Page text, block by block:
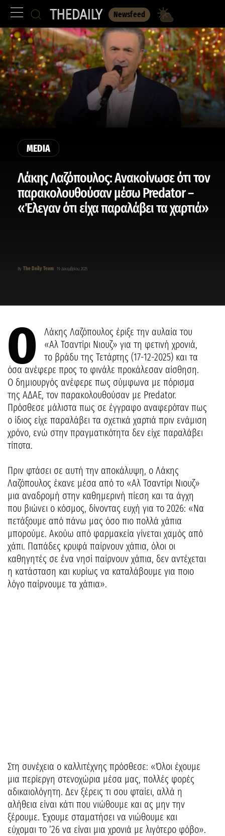
Newsfeed
MEDIA
Λάκης Λαζόπουλος: Ανακοίνωσε ότι τον
παρακολουθούσαν μέσω Predator –
«Έλεγαν ότι είχα παραλάβει τα χαρτιά»
By The Daily Team 19 Δεκεμβρίου, 2025
Ο
Λάκης Λαζόπουλος έριξε την αυλαία του
«Αλ Τσαντίρι Νιουζ» για τη φετινή χρονιά,
το βράδυ της Τετάρτης (17-12-2025) και τα
όσα ανέφερε προς το φινάλε προκάλεσαν αίσθηση.
Ο δημιουργός ανέφερε πως σύμφωνα με πόρισμα
της ΑΔΑΕ, τον παρακολουθούσαν με Predator.
Πρόσθεσε μάλιστα πως σε έγγραφο αναφερόταν πως
ο ίδιος είχε παραλάβει τα σχετικά χαρτιά πριν ενάμιση
χρόνο, ενώ στην πραγματικότητα δεν είχε παραλάβει
τίποτα.
Πριν φτάσει σε αυτή την αποκάλυψη, ο Λάκης
Λαζόπουλος έκανε μέσα από το «Αλ Τσαντίρι Νιουζ»
μια αναδρομή στην καθημερινή πίεση και τα άγχη
που βιώνει ο κόσμος, δίνοντας ευχή για το 2026: «Να
πετάξουμε από πάνω μας όσο πιο πολλά χάπια
μπορούμε. Ακούω από φαρμακεία γίνεται χαμός από
χάπι. Παπάδες κρυφά παίρνουν χάπια, όλοι οι
καθηγητές σε ένα νησί παίρνουν χάπια, δεν αντέχεται
η κατάσταση και κυρίως να καταλάβουμε για ποιο
λόγο παίρνουμε τα χάπια».
Στη συνέχεια ο καλλιτέχνης πρόσθεσε: «Όλοι έχουμε
μια περίεργη στενοχώρια μέσα μας, πολλές φορές
αδικαιολόγητη. Δεν ξέρεις τι σου φταίει, αλλά η
αλήθεια είναι κάτι που νιώθουμε και ας μην την
ξέρουμε. Έχουμε σταματήσει να νιώθουμε και
εύχομαι το ’26 να είναι μια χρονιά με λιγότερο φόβο».